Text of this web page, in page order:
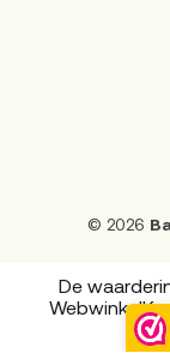
© 2026
De